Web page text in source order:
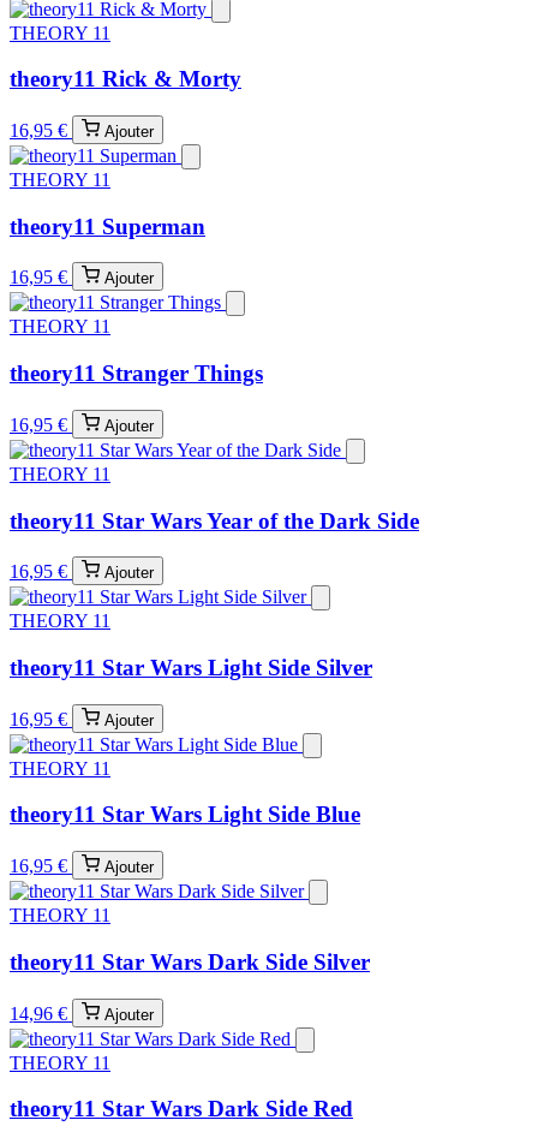
THEORY 11
theory11 Rick & Morty
16,95 € Ajouter
THEORY 11
theory11 Superman
16,95 € Ajouter
THEORY 11
theory11 Stranger Things
16,95 € Ajouter
THEORY 11
theory11 Star Wars Year of the Dark Side
16,95 € Ajouter
THEORY 11
theory11 Star Wars Light Side Silver
16,95 € Ajouter
THEORY 11
theory11 Star Wars Light Side Blue
16,95 € Ajouter
THEORY 11
theory11 Star Wars Dark Side Silver
14,96 € Ajouter
THEORY 11
theory11 Star Wars Dark Side Red